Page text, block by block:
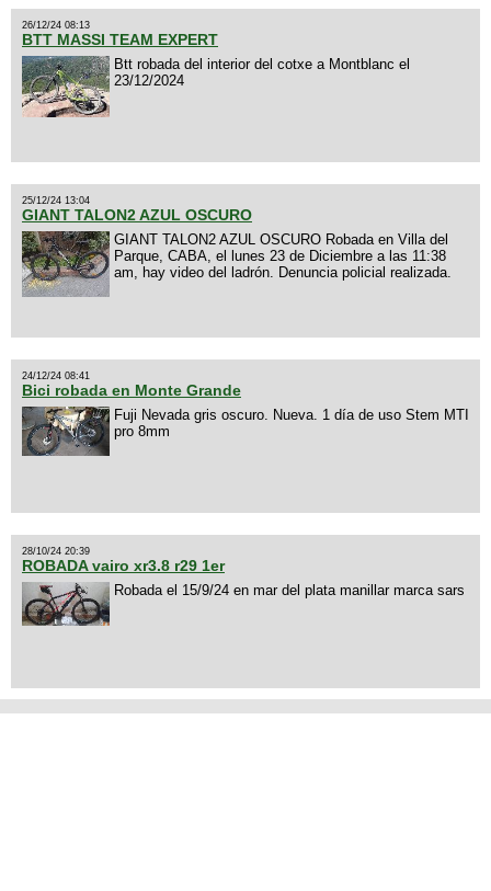
26/12/24 08:13
BTT MASSI TEAM EXPERT
Btt robada del interior del cotxe a Montblanc el
23/12/2024
25/12/24 13:04
GIANT TALON2 AZUL OSCURO
GIANT TALON2 AZUL OSCURO Robada en Villa del
Parque, CABA, el lunes 23 de Diciembre a las 11:38
am, hay video del ladrón. Denuncia policial realizada.
24/12/24 08:41
Bici robada en Monte Grande
Fuji Nevada gris oscuro. Nueva. 1 día de uso Stem MTI
pro 8mm
28/10/24 20:39
ROBADA vairo xr3.8 r29 1er
Robada el 15/9/24 en mar del plata manillar marca sars